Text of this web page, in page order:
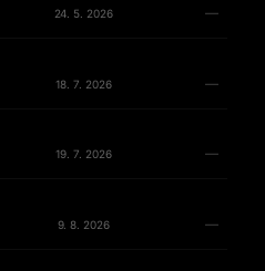
24. 5. 2026 —
18. 7. 2026 —
19. 7. 2026 —
9. 8. 2026 —